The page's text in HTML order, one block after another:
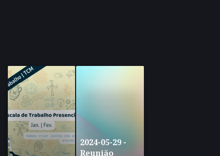
2024-05-29 -
Reunião